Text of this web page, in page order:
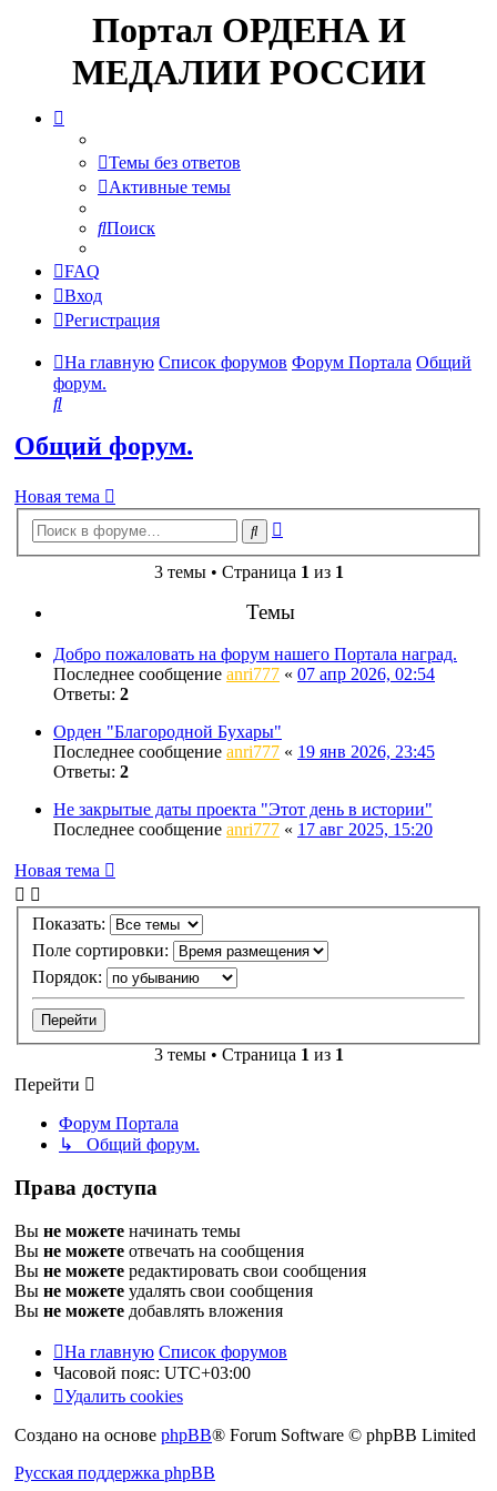
Портал ОРДЕНА И
МЕДАЛИИ РОССИИ
Темы без ответов
Активные темы
Поиск
FAQ
Вход
Регистрация
На главную Список форумов Форум Портала Общий
форум.
Поиск
Общий форум.
Новая тема
Поиск
3 темы • Страница 1 из 1
Темы
Добро пожаловать на форум нашего Портала наград.
Последнее сообщение anri777 « 07 апр 2026, 02:54
Ответы: 2
Орден "Благородной Бухары"
Последнее сообщение anri777 « 19 янв 2026, 23:45
Ответы: 2
Не закрытые даты проекта "Этот день в истории"
Последнее сообщение anri777 « 17 авг 2025, 15:20
Новая тема
Показать:
Поле сортировки:
Порядок:
3 темы • Страница 1 из 1
Перейти
Форум Портала
↳ Общий форум.
Права доступа
Вы не можете начинать темы
Вы не можете отвечать на сообщения
Вы не можете редактировать свои сообщения
Вы не можете удалять свои сообщения
Вы не можете добавлять вложения
На главную Список форумов
Часовой пояс: UTC+03:00
Удалить cookies
Создано на основе phpBB® Forum Software © phpBB Limited
Русская поддержка phpBB